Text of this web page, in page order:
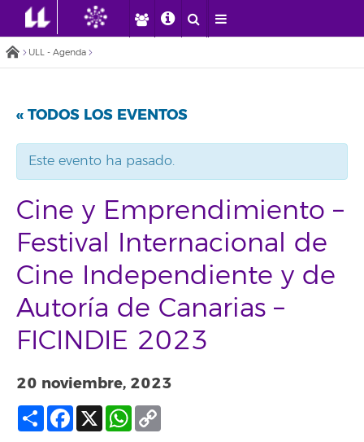
ULL - Agenda
« TODOS LOS EVENTOS
Este evento ha pasado.
Cine y Emprendimiento –
Festival Internacional de
Cine Independiente y de
Autoría de Canarias –
FICINDIE 2023
20 noviembre, 2023
Compartir
Facebook
X WhatsApp